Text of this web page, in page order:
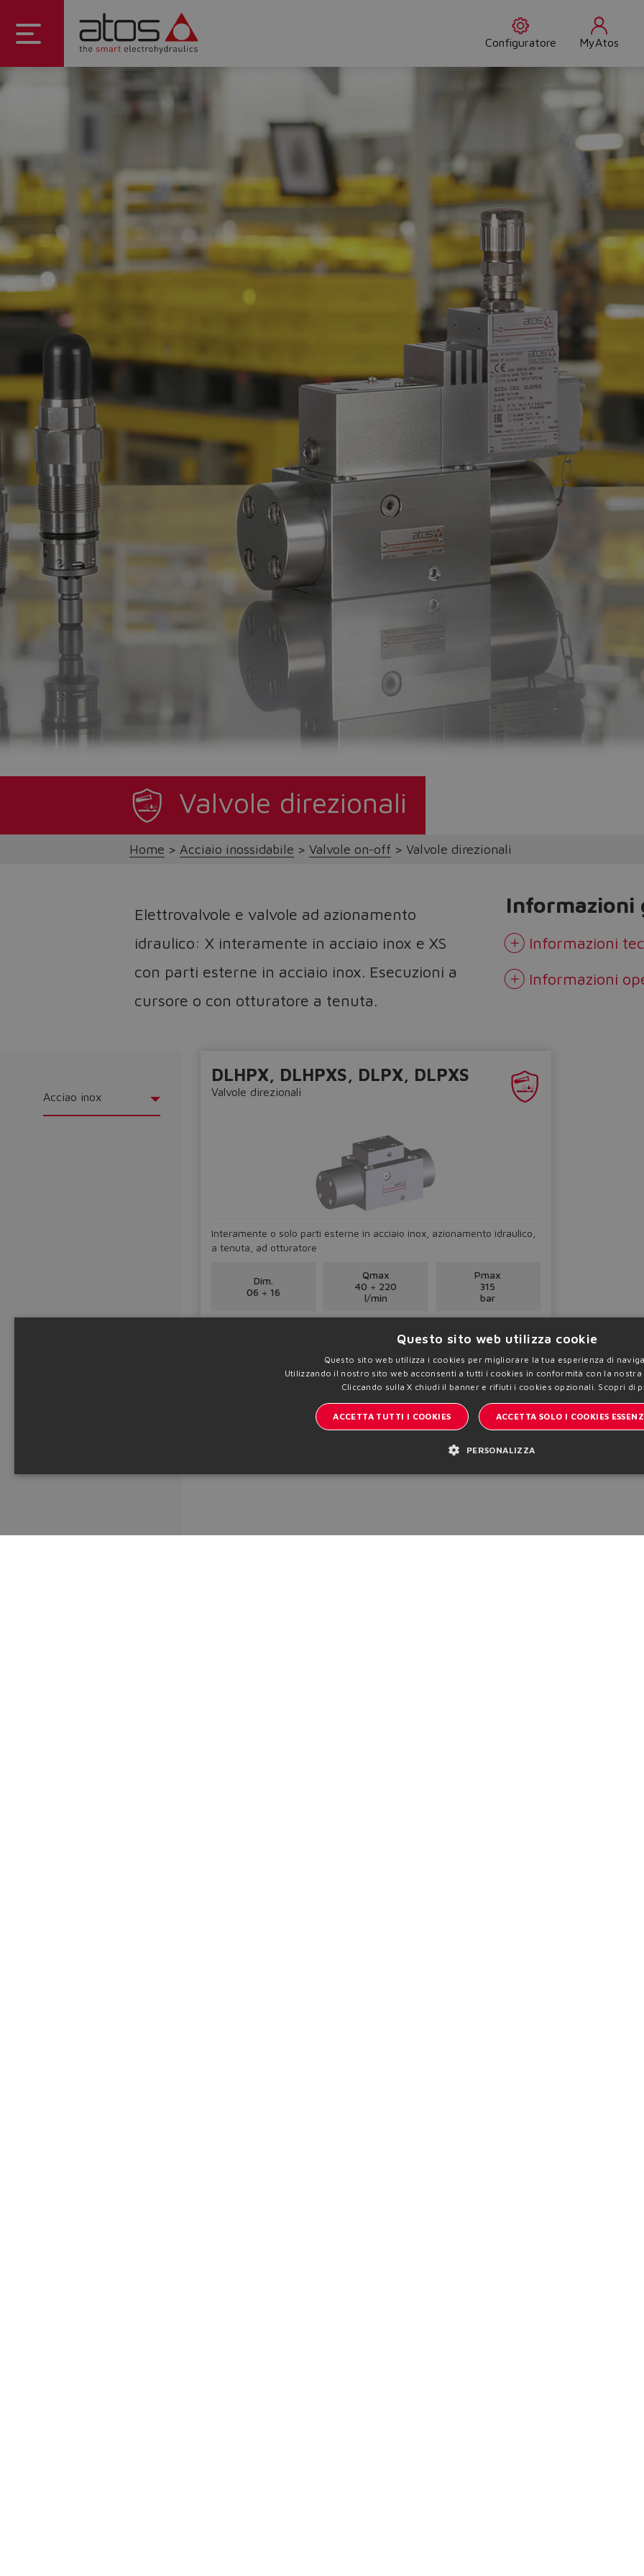
Configuratore MyAtos
Do you want to leave the configurator?
The running selection will be lost.
Valvole direzionali
Home Acciaio inossidabile Valvole on-off Valvole direzionali
Elettrovalvole e valvole ad azionamento
idraulico: X interamente in acciaio inox e XS
con parti esterne in acciaio inox. Esecuzioni a
cursore o con otturatore a tenuta.
Informazioni
Informazioni
Informazioni
Acciao inox
DLHPX, DLHPXS, DLPX, DLPXS
Valvole direzionali
Interamente o solo parti esterne in acciaio inox, azionamento idraulico,
a tenuta, ad otturatore
Dim.
06 ÷ 16
Qmax
40 ÷ 220
l/min
Pmax
315
bar
Informazioni tecniche
Questo sito web utilizza cookie
Questo sito web utilizza i cookies per migliorare la tua esperienza di
Utilizzando il nostro sito web acconsenti a tutti i cookies in conformità con la nostra
Cliccando sulla X chiudi il banner e rifiuti i cookies opzionali. Scopri di
ACCETTA TUTTI I COOKIES ACCETTA SOLO I COOKIES
PERSONALIZZA